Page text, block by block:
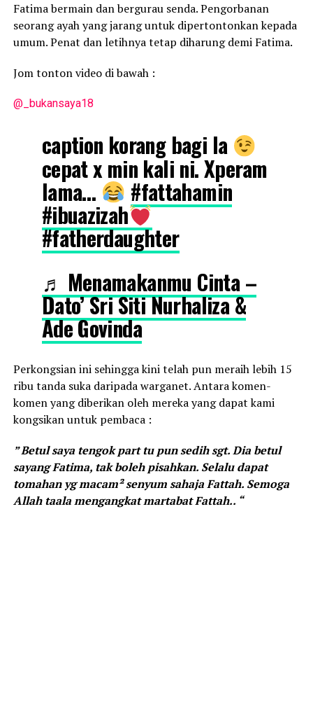
Fatima bermain dan bergurau senda. Pengorbanan
seorang ayah yang jarang untuk dipertontonkan kepada
umum. Penat dan letihnya tetap diharung demi Fatima.
Jom tonton video di bawah :
@_bukansaya18
caption korang bagi la
cepat x min kali ni. Xperam
lama… #fattahamin
#ibuazizah
#fatherdaughter
♬ Menamakanmu Cinta –
Dato’ Sri Siti Nurhaliza &
Ade Govinda
Perkongsian ini sehingga kini telah pun meraih lebih 15
ribu tanda suka daripada warganet. Antara komen-
komen yang diberikan oleh mereka yang dapat kami
kongsikan untuk pembaca :
” Betul saya tengok part tu pun sedih sgt. Dia betul
sayang Fatima, tak boleh pisahkan. Selalu dapat
tomahan yg macam² senyum sahaja Fattah. Semoga
Allah taala mengangkat martabat Fattah.. “